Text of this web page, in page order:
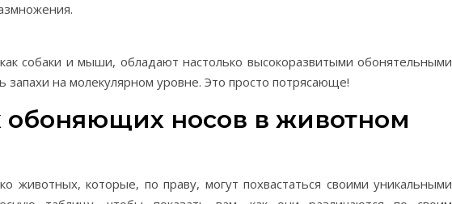
собаки и мыши, обладают настолько высокоразвитыми обонятельными
запахи на молекулярном уровне. Это просто потрясающе!
обоняющих носов в животном
животных, которые, по праву, могут похвастаться своими уникальными